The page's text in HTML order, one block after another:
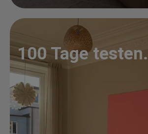
100 Tage testen.